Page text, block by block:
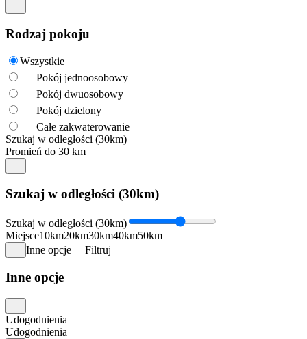
Rodzaj pokoju
Wszystkie
Pokój jednoosobowy
Pokój dwuosobowy
Pokój dzielony
Całe zakwaterowanie
Szukaj w odległości (30km)
Promień do 30 km
Szukaj w odległości (30km)
Szukaj w odległości (30km)
Miejsce10km20km30km40km50km
Inne opcje
Filtruj
Inne opcje
Udogodnienia
Udogodnienia